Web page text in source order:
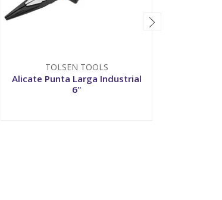
TOLSEN TOOLS
Alicate Punta Larga Industrial
6"